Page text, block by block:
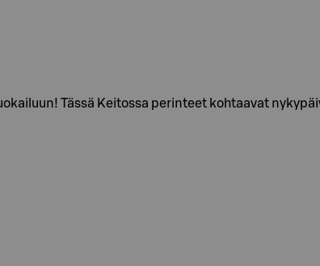
Tässä Keitossa perinteet kohtaavat